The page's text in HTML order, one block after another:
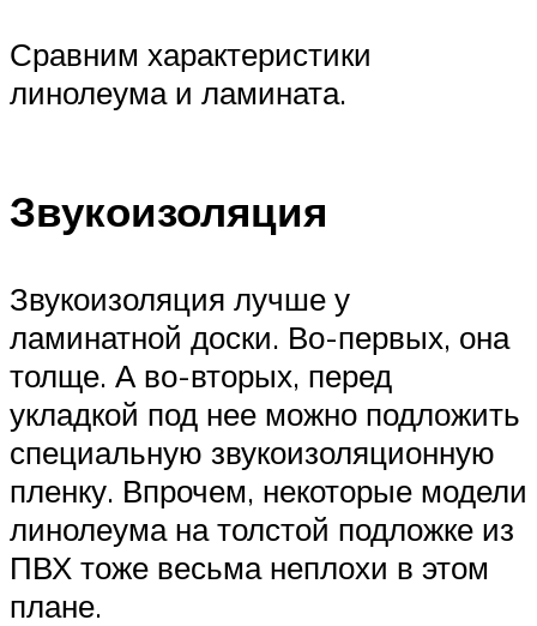
Сравним характеристики
линолеума и ламината.
Звукоизоляция
Звукоизоляция лучше у
ламинатной доски. Во-первых, она
толще. А во-вторых, перед
укладкой под нее можно подложить
специальную звукоизоляционную
пленку. Впрочем, некоторые модели
линолеума на толстой подложке из
ПВХ тоже весьма неплохи в этом
плане.